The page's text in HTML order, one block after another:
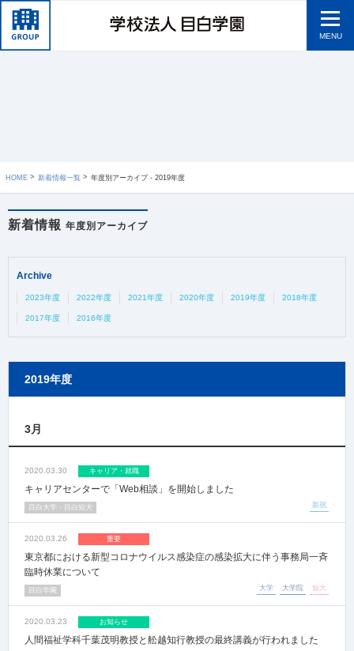
MENU
HOME 新着情報一覧 年度別アーカイブ - 2019年度
新着情報 年度別アーカイブ
Archive
2023年度 2022年度 2021年度 2020年度 2019年度 2018年度
2017年度 2016年度
2019年度
3月
2020.03.30 キャリア・就職
キャリアセンターで「Web相談」を開始しました
新宿
目白大学・目白短大
2020.03.26 重要
東京都における新型コロナウイルス感染症の感染拡大に伴う事務局一斉
臨時休業について
大学 大学院 短大
目白学園
2020.03.23 お知らせ
人間福祉学科千葉茂明教授と舩越知行教授の最終講義が行われました